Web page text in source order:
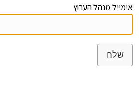
אימייל מנהל הערוץ
שלח